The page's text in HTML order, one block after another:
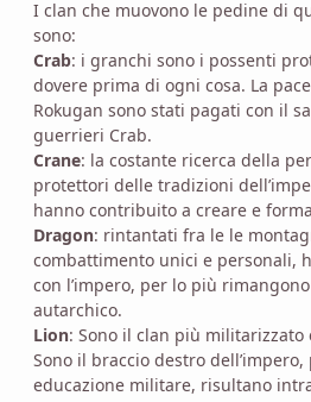
I clan che muovono le pedine di
sono:
Crab: i granchi sono i possenti
dovere prima di ogni cosa. La
Rokugan sono stati pagati con il
guerrieri Crab.
Crane: la costante ricerca della
protettori delle tradizioni
hanno contribuito a creare e
Dragon: rintantati fra le le
combattimento unici e personali,
con l’impero, per lo più
autarchico.
Lion: Sono il clan più
Sono il braccio destro
educazione militare, risultano